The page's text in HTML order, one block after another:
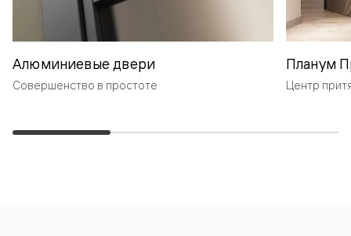
Алюминиевые двери
Совершенство в простоте
Планум
Центр